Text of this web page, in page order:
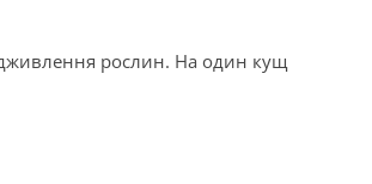
рослин. На один кущ